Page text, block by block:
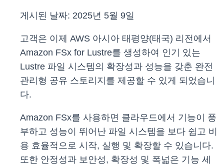
게시된 날짜: 2025년 5월 9일
고객은 이제 AWS 아시아 태평양(태국) 리전에서
Amazon FSx for Lustre를 생성하여 인기 있는
Lustre 파일 시스템의 확장성과 성능을 갖춘 완전
관리형 공유 스토리지를 제공할 수 있게 되었습니
다.
Amazon FSx를 사용하면 클라우드에서 기능이 풍
부하고 성능이 뛰어난 파일 시스템을 보다 쉽고 비
용 효율적으로 시작, 실행 및 확장할 수 있습니다.
또한 안정성과 보안성, 확장성 및 폭넓은 기능 세